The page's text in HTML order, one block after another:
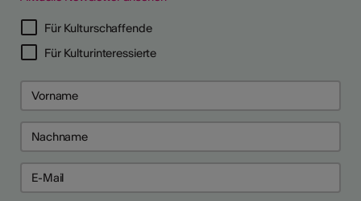
Für Kulturschaffende
Für Kulturinteressierte